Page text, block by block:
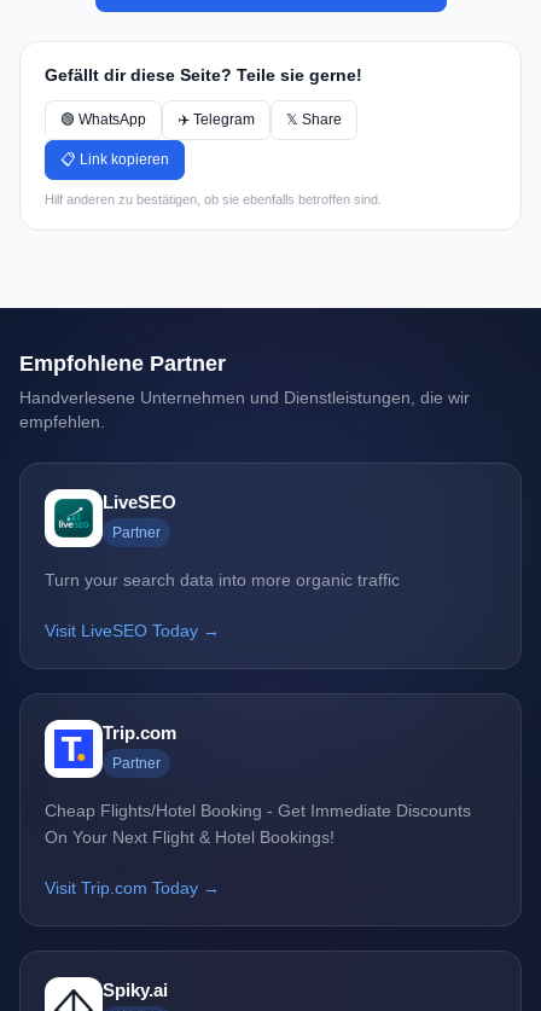
Gefällt dir diese Seite? Teile sie gerne!
🟢 WhatsApp ✈️ Telegram 𝕏 Share
📋 Link kopieren
Hilf anderen zu bestätigen, ob sie ebenfalls betroffen sind.
Empfohlene Partner
Handverlesene Unternehmen und Dienstleistungen, die wir
empfehlen.
LiveSEO
Partner
Turn your search data into more organic traffic
Visit LiveSEO Today →
Trip.com
Partner
Cheap Flights/Hotel Booking - Get Immediate Discounts
On Your Next Flight & Hotel Bookings!
Visit Trip.com Today →
Spiky.ai